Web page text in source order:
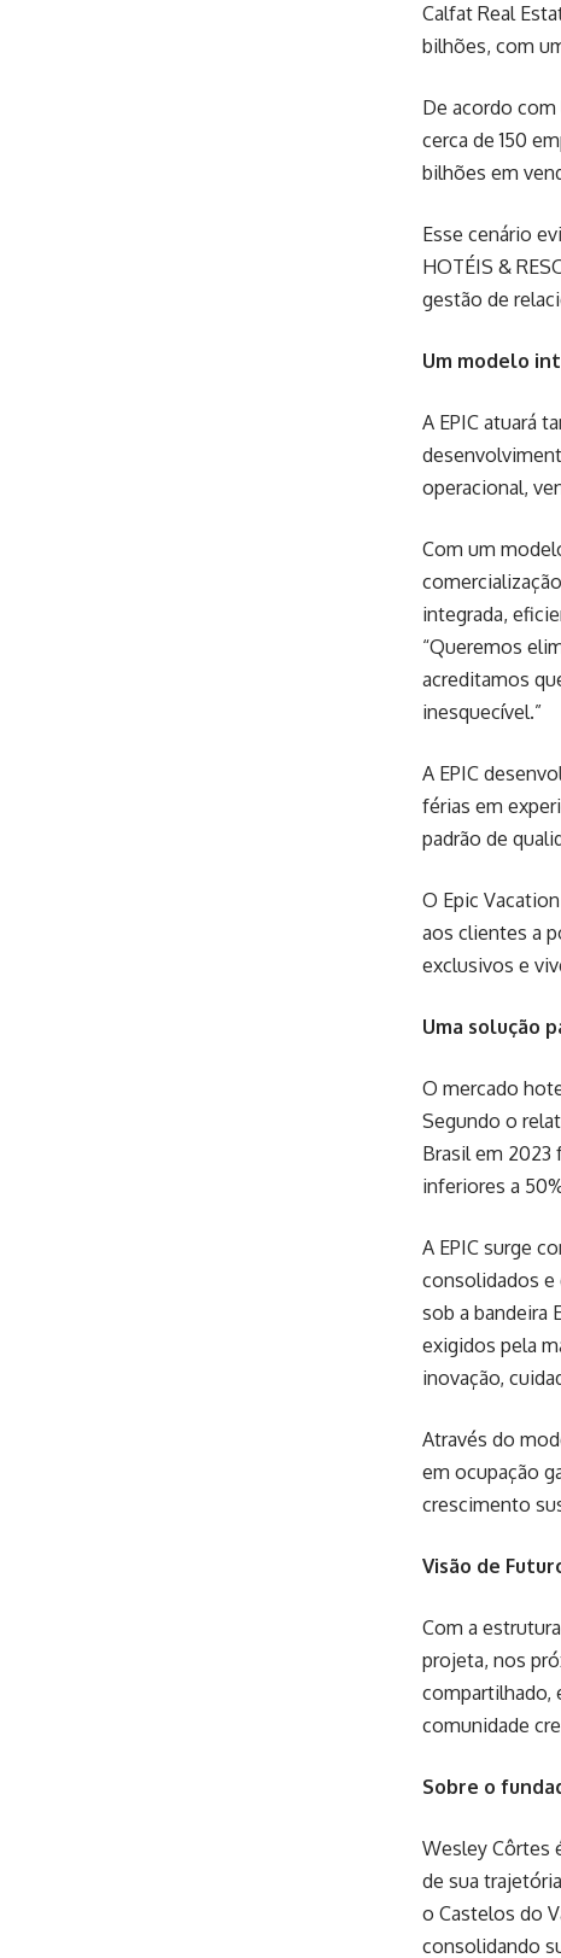
Calfat Real
bilhões, com
De acordo
cerca de 150
bilhões em
Esse cenário
HOTÉIS &
gestão de
Um modelo
A EPIC atuará
operacional,
Com um
integrada,
“Queremos
acreditamos
inesquecível.”
A EPIC
férias em
padrão de
O Epic
aos clientes a
exclusivos e
Uma solução
O mercado
Segundo o
Brasil em
inferiores a
A EPIC surge
consolidados e
sob a bandeira
exigidos pela
inovação,
Através do
em ocupação
crescimento
Visão de
Com a
projeta, nos
compartilhado,
comunidade
Sobre o
Wesley Côrtes
de sua
o Castelos do
consolidando